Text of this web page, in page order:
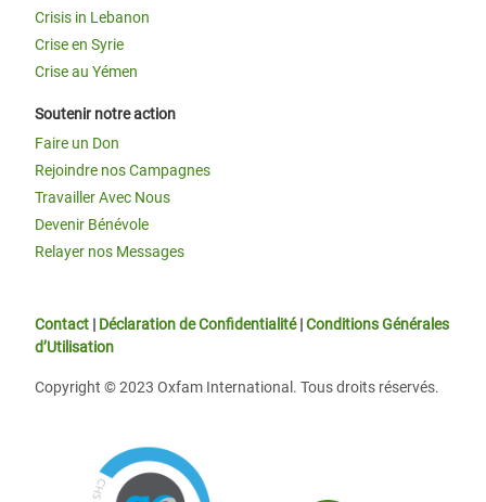
Crisis in Lebanon
Crise en Syrie
Crise au Yémen
Soutenir notre action
Faire un Don
Rejoindre nos Campagnes
Travailler Avec Nous
Devenir Bénévole
Relayer nos Messages
Contact | Déclaration de Confidentialité|Conditions Générales
d’Utilisation
Copyright © 2023 Oxfam International. Tous droits réservés.